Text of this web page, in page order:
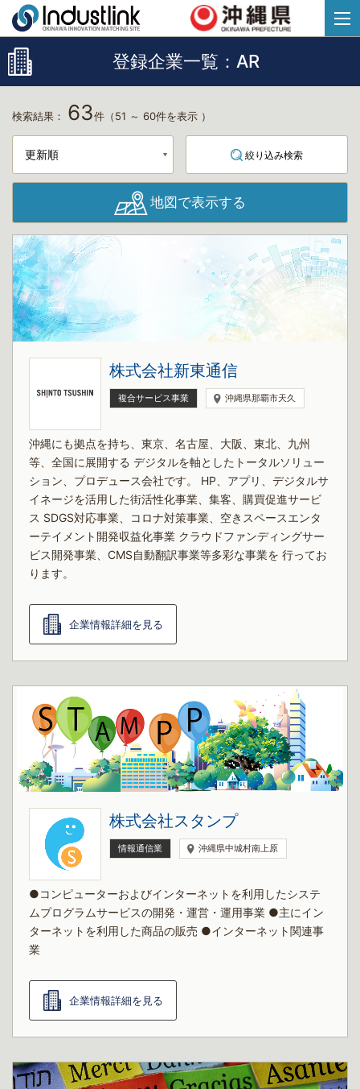
登録企業一覧： AR
検索結果： 63件 （51 ～ 60件を表示 ）
絞り込み検索
地図で表示する
株式会社新東通信
複合サービス事業 沖縄県那覇市天久
沖縄にも拠点を持ち、東京、名古屋、大阪、東北、九州
等、全国に展開する デジタルを軸としたトータルソリュー
ション、プロデュース会社です。 HP、アプリ、デジタルサ
イネージを活用した街活性化事業、集客、購買促進サービ
ス SDGS対応事業、コロナ対策事業、空きスペースエンタ
ーテイメント開発収益化事業 クラウドファンディングサー
ビス開発事業、CMS自動翻訳事業等多彩な事業を 行ってお
ります。
企業情報詳細を見る
株式会社スタンプ
情報通信業 沖縄県中城村南上原
●コンピューターおよびインターネットを利用したシステ
ムプログラムサービスの開発・運営・運用事業 ●主にイン
ターネットを利用した商品の販売 ●インターネット関連事
業
企業情報詳細を見る